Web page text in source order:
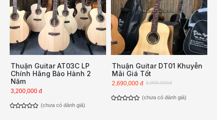
Thuận Guitar AT03C LP
Chính Hãng Bảo Hành 2
Năm
3,200,000 đ
(chưa có đánh giá)
Thuận Guitar DT01 Khuyễn
Mãi Giá Tốt
3,000,000đ
2,690,000 đ
(chưa có đánh giá)